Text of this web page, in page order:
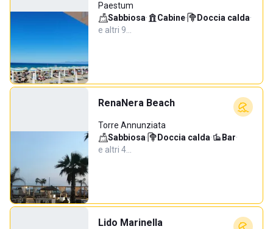
Paestum
Sabbiosa· Cabine· Doccia calda·
e altri 9…
RenaNera Beach
Torre Annunziata
Sabbiosa· Doccia calda· Bar·
e altri 4…
Lido Marinella